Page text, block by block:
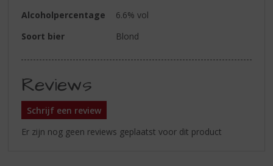
Alcoholpercentage
6.6% vol
Soort bier
Blond
Reviews
Schrijf een review
Er zijn nog geen reviews geplaatst voor dit product